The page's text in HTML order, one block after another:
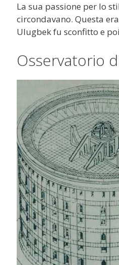
La sua passione per lo
circondavano. Questa
Ulugbek fu sconfitto e
Osservatorio